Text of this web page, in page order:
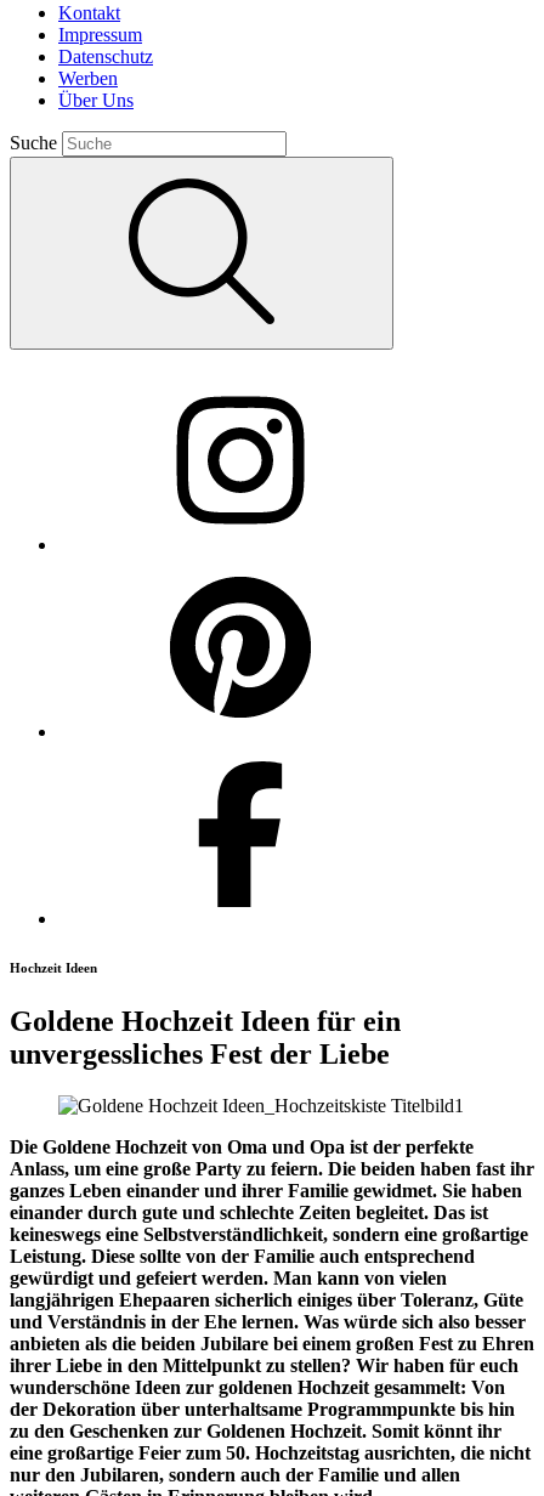
Kontakt
Impressum
Datenschutz
Werben
Über Uns
Suche
Hochzeit Ideen
Goldene Hochzeit Ideen für ein
unvergessliches Fest der Liebe
Die Goldene Hochzeit von Oma und Opa ist der perfekte
Anlass, um eine große Party zu feiern. Die beiden haben fast ihr
ganzes Leben einander und ihrer Familie gewidmet. Sie haben
einander durch gute und schlechte Zeiten begleitet. Das ist
keineswegs eine Selbstverständlichkeit, sondern eine großartige
Leistung. Diese sollte von der Familie auch entsprechend
gewürdigt und gefeiert werden. Man kann von vielen
langjährigen Ehepaaren sicherlich einiges über Toleranz, Güte
und Verständnis in der Ehe lernen. Was würde sich also besser
anbieten als die beiden Jubilare bei einem großen Fest zu Ehren
ihrer Liebe in den Mittelpunkt zu stellen? Wir haben für euch
wunderschöne Ideen zur goldenen Hochzeit gesammelt: Von
der Dekoration über unterhaltsame Programmpunkte bis hin
zu den Geschenken zur Goldenen Hochzeit. Somit könnt ihr
eine großartige Feier zum 50. Hochzeitstag ausrichten, die nicht
nur den Jubilaren, sondern auch der Familie und allen